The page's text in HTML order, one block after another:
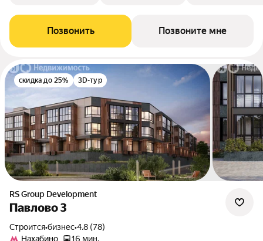
Позвонить Позвоните мне
скидка до 25% 3D-тур
RS Group Development
Павлово 3
Строится•бизнес•4.8 (78)
Нахабино
16 мин.